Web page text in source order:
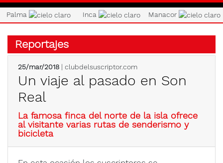
Palma Inca Manacor
Reportajes
25/mar/2018 | clubdelsuscriptor.com
Un viaje al pasado en Son
Real
La famosa finca del norte de la isla ofrece
al visitante varias rutas de senderismo y
bicicleta